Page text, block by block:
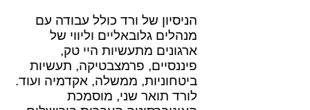
הניסיון של ורד כולל עבודה עם
מנהלים גלובאליים וליווי של
ארגונים מתעשיות היי טק,
פיננסיים, פרמצבטיקה, תעשיות
ביטחוניות, ממשלה, אקדמיה ועוד.
לורד תואר שני, מוסמכת